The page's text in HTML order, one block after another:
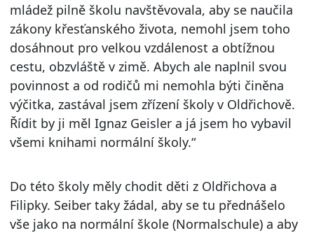
mládež pilně školu navštěvovala, aby se naučila
zákony křesťanského života, nemohl jsem toho
dosáhnout pro velkou vzdálenost a obtížnou
cestu, obzvláště v zimě. Abych ale naplnil svou
povinnost a od rodičů mi nemohla býti činěna
výčitka, zastával jsem zřízení školy v Oldřichově.
Řídit by ji měl Ignaz Geisler a já jsem ho vybavil
všemi knihami normální školy.“
Do této školy měly chodit děti z Oldřichova a
Filipky. Seiber taky žádal, aby se tu přednášelo
vše jako na normální škole (Normalschule) a aby